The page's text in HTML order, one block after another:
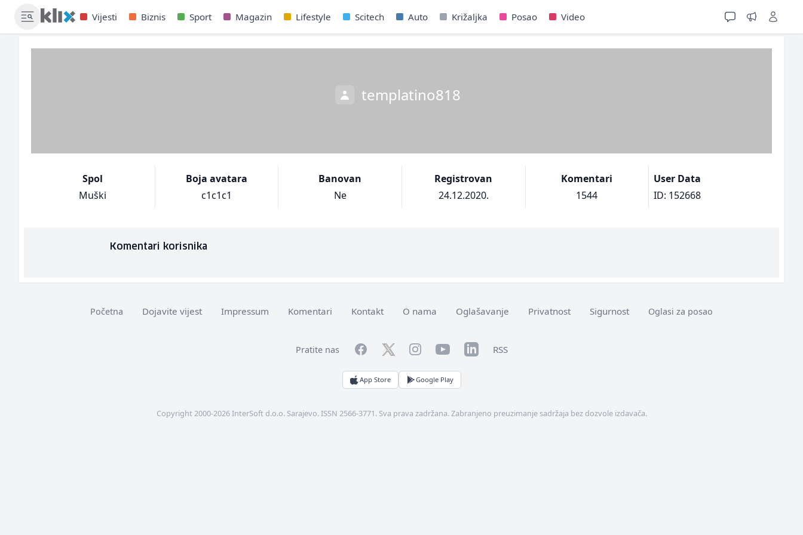
Vijesti Biznis Sport Magazin Lifestyle Scitech Auto Križaljka Posao Video
templatino818
Spol
Muški
Boja avatara
c1c1c1
Banovan
Ne
Registrovan
24.12.2020.
Komentari
1544
User Data
ID: 152668
Komentari korisnika
Početna Dojavite vijest Impressum Komentari Kontakt O nama Oglašavanje Privatnost Sigurnost Oglasi za posao
Pratite nas FacebookTwitterInstagramYouTubeLinkedInRSS
App Store Google Play
Copyright 2000-2026 InterSoft d.o.o. Sarajevo. ISSN 2566-3771. Sva prava zadržana. Zabranjeno preuzimanje sadržaja bez dozvole izdavača.